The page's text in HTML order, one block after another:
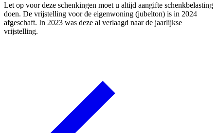
Let op voor deze schenkingen moet u altijd aangifte schenkbelasting
doen. De vrijstelling voor de eigenwoning (jubelton) is in 2024
afgeschaft. In 2023 was deze al verlaagd naar de jaarlijkse
vrijstelling.